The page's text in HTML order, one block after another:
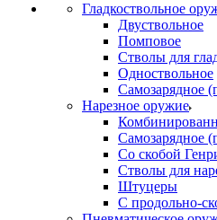
Гладкоствольное
Двуствольное
Помповое
Стволы для
Одноствольное
Самозарядное
Нарезное оружие
Самозарядное
Со скобой
Стволы для
Штуцеры
С продольно-